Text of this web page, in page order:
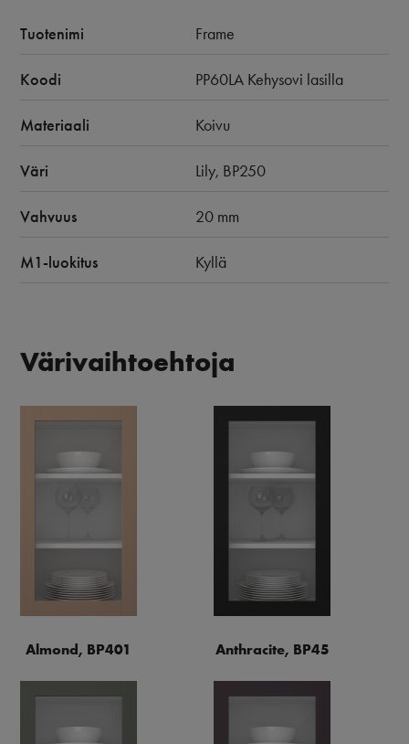
Tuotenimi Frame
Koodi PP60LA Kehysovi lasilla
Materiaali Koivu
Väri Lily, BP250
Vahvuus 20 mm
M1-luokitus Kyllä
Värivaihtoehtoja
Almond, BP401 Anthracite, BP45